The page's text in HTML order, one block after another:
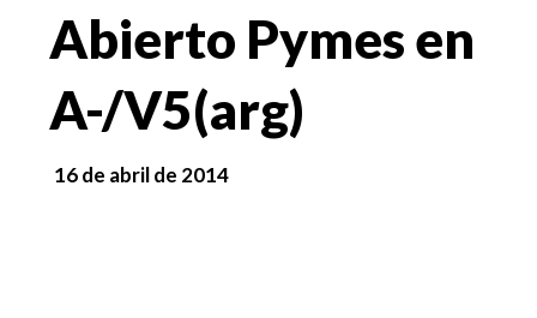
Abierto Pymes en
A-/V5(arg)
16 de abril de 2014